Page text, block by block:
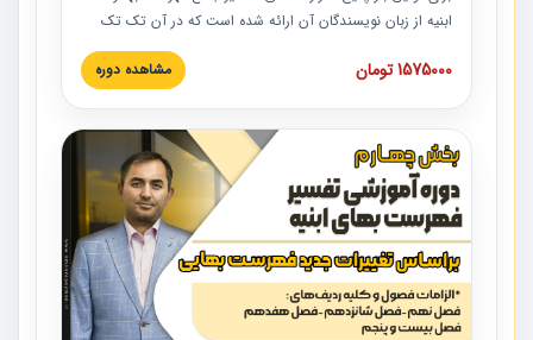
ابنیه از زبان نویسندگان آن ارائه شده است که در آن تک تک
ردیف ها و مطالب فهرست بها تفسیر و ارائه شده است. این
دوره به صورت کامل تصویری بوده و به همراه تصاویر عملیات
دوره با کلام مهندس علیرضاحسین‌زاده مدیر پروژه مهندسی
مشاور در امر بازنگری فهرست بها رشته ابنیه ارائه شده و به تمام
همکارانی که در حوزه صنعت ساخت در حال فعالیت هستند حتما
توصیه می کنیم از مطالب این دوره استفاده نمایند.
1575000 تومان مشاهده دوره